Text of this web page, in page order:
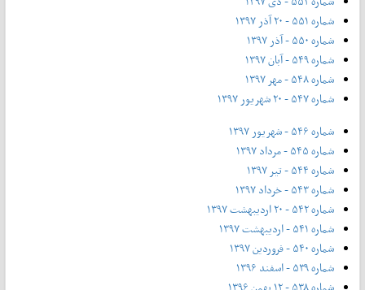
شماره ۵۵۱ - ۲۰ آذر ۱۳۹۷
شماره ۵۵۰ - آذر ۱۳۹۷
شماره ۵۴۹ - آبان ۱۳۹۷
شماره ۵۴۸ - مهر ۱۳۹۷
شماره ۵۴۷ - ۲۰ شهریور ۱۳۹۷
شماره ۵۴۶ - شهریور ۱۳۹۷
شماره ۵۴۵ - مرداد ۱۳۹۷
شماره ۵۴۴ - تیر ۱۳۹۷
شماره ۵۴۳ - خرداد ۱۳۹۷
شماره ۵۴۲ - ۲۰ اردیبهشت ۱۳۹۷
شماره ۵۴۱ - اردیبهشت ۱۳۹۷
شماره ۵۴۰ - فروردین ۱۳۹۷
شماره ۵۳۹ - اسفند ۱۳۹۶